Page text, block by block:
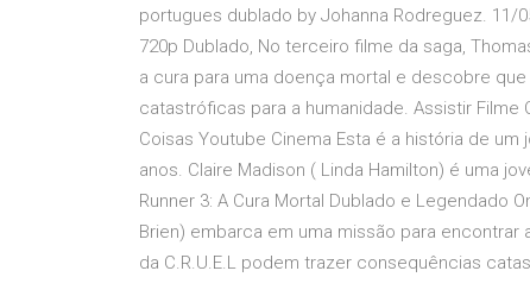
portugues dublado by Johanna Rodreguez. 11/
720p Dublado, No terceiro filme da saga,
a cura para uma doença mortal e descobre
catastróficas para a humanidade. Assistir Filme
Coisas Youtube Cinema Esta é a história de
anos. Claire Madison ( Linda Hamilton) é uma
Runner 3: A Cura Mortal Dublado e Legendado
Brien) embarca em uma missão para
da C.R.U.E.L podem trazer consequências